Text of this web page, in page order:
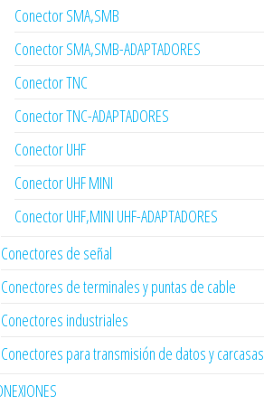
Conector SMA,SMB
Conector SMA,SMB-ADAPTADORES
Conector TNC
Conector TNC-ADAPTADORES
Conector UHF
Conector UHF MINI
Conector UHF,MINI UHF-ADAPTADORES
Conectores de señal
Conectores de terminales y puntas de cable
Conectores industriales
Conectores para transmisión de datos y carcasas